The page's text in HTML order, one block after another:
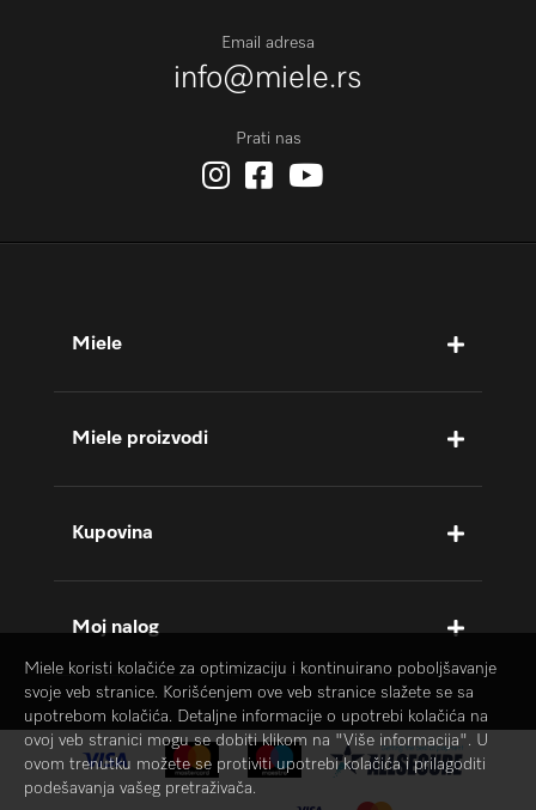
Email adresa
info@miele.rs
Prati nas
Miele
Miele proizvodi
Kupovina
Moj nalog
Miele koristi kolačiće za optimizaciju i kontinuirano poboljšavanje
svoje veb stranice. Korišćenjem ove veb stranice slažete se sa
upotrebom kolačića. Detaljne informacije o upotrebi kolačića na
ovoj veb stranici mogu se dobiti klikom na "Više informacija". U
ovom trenutku možete se protiviti upotrebi kolačića i prilagoditi
podešavanja vašeg pretraživača.